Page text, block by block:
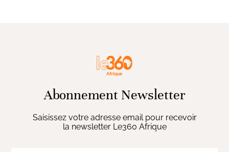
Abonnement Newsletter
Saisissez votre adresse email pour recevoir
la newsletter Le360 Afrique